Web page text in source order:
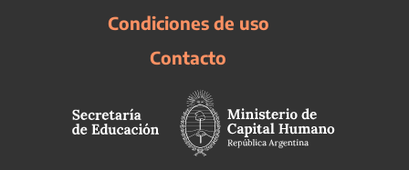
Condiciones de uso
Contacto